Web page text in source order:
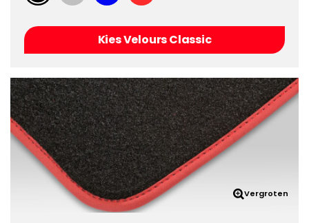
Kies Velours Classic
Vergroten